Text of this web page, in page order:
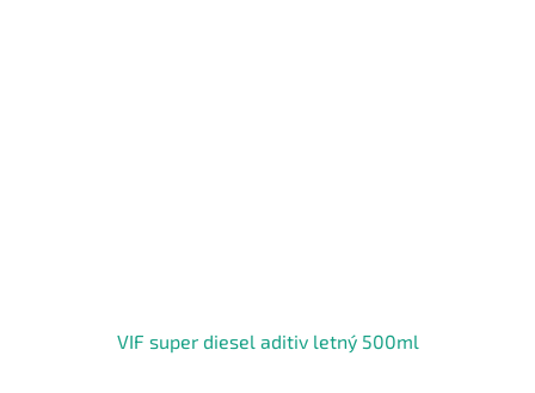
VIF super diesel aditiv letný 500ml